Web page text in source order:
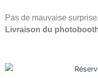
Pas de mauvaise
Livraison du